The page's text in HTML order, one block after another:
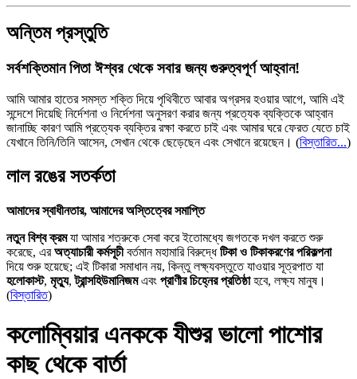
অন্তিম প্রস্তুতি
সর্বশক্তিমান পিতা ঈশ্বর থেকে সবার জন্য গুরুত্বপূর্ণ আহ্বান!
আমি আমার হাতের সমস্ত শক্তি দিয়ে পৃথিবীতে আবার অগ্রসর হওয়ার আগে, আমি এই
সন্দেশে দিয়েছি নির্দেশনা ও নির্দেশনা অনুসরণ করার জন্য প্রত্যেক ব্যক্তিকে আহ্বান
জানাচ্ছি কারণ আমি প্রত্যেক ব্যক্তির রক্ষা করতে চাই এবং আমার ঘরে ফেরত যেতে চাই
যেখানে তিনি/তিনি আসেন, সেখান থেকে ছেড়েছেন এবং সেখানে রয়েছেন। (বিস্তারিত...)
লাল রঙের সতর্কতা
আমাদের স্বাধীনতার, আমাদের অস্তিত্বের সমাপ্তি
নতুন বিশ্ব ক্রমযা আমার শত্রুকে সেবা করে ইতোমধ্যে জগতকে দখল করতে শুরু
করেছে, এরঅত্যাচারী কর্মসূচীবর্তমান মহামারি বিরুদ্ধেটিকা ও টিকাকরণের পরিকল্পনা
দিয়ে শুরু হয়েছে; এই টিকারা সমাধান নয়, কিন্তু লক্ষ্যবস্তুতে যাওয়ার সূত্রপাত যা
হলোকাস্ট, মৃত্যু,ট্রান্সহিউমানিজমএবং প্রাণীর চিহ্নের প্রতিষ্ঠাহবে, লক্ষ্য মানুষ।
(বিস্তারিত)
কলোম্বিয়ার এনককে যীশুর ভালো পাশোর
কাছ থেকে বার্তা